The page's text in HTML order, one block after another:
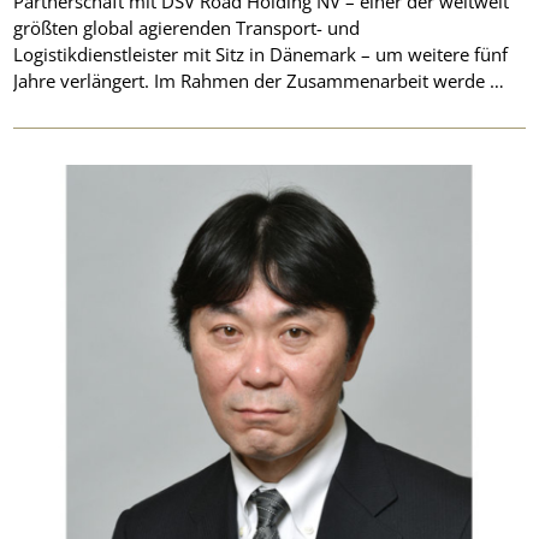
größten global agierenden Transport- und
Logistikdienstleister mit Sitz in Dänemark – um weitere fünf
Jahre verlängert. Im Rahmen der Zusammenarbeit werde …